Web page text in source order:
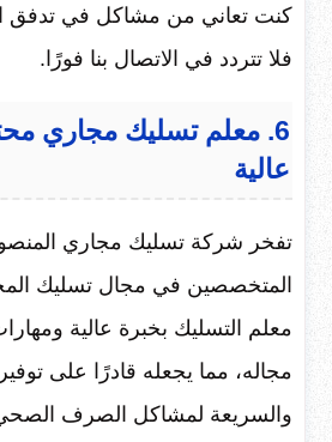
كنت تعاني من مشاكل في تدفق
فلا تتردد في الاتصال بنا فورًا.
6. معلم تسليك مجاري
عالية
تفخر شركة تسليك مجاري
المتخصصين في مجال تسليك
معلم التسليك بخبرة عالية
مجاله، مما يجعله قادرًا على
والسريعة لمشاكل الصرف